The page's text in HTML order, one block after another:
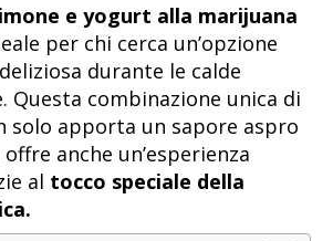
e yogurt alla marijuana
per chi cerca un’opzione
durante le calde
Questa combinazione unica di
solo apporta un sapore aspro
anche un’esperienza
al tocco speciale della